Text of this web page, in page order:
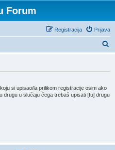
Forum
Prijava
Registracija
si upisao/la prilikom registracije osim ako
u drugu u slučaju čega trebaš upisati [tu] drugu